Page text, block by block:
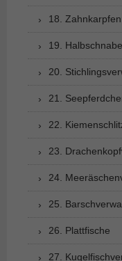
18.
19.
20.
21.
22.
23.
24.
25.
26. Plattfische
27.